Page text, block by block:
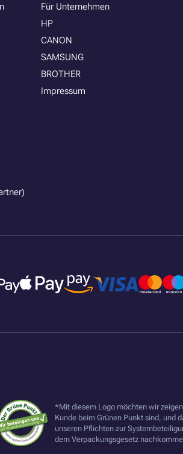
Für Unternehmen
HP
CANON
SAMSUNG
BROTHER
Impressum
*Mit diesem Logo möchten wir
Kunde beim Grünen Punkt sind, und
unseren Pflichten zur
dem Verpackungsgesetz